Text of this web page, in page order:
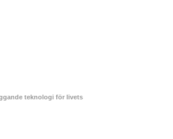
teknologi för livets